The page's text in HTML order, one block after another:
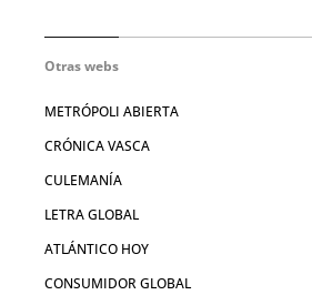
Otras webs
METRÓPOLI ABIERTA
CRÓNICA VASCA
CULEMANÍA
LETRA GLOBAL
ATLÁNTICO HOY
CONSUMIDOR GLOBAL